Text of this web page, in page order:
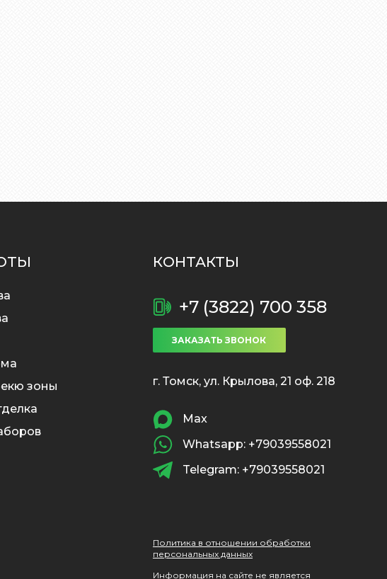
зоны
КОНТАКТЫ
+7 (3822) 700 358
ЗАКАЗАТЬ ЗВОНОК
г. Томск, ул. Крылова, 21 оф. 218
Max
Whatsapp: +79039558021
Telegram: +79039558021
Политика в отношении обработки
персональных данных
Информация на сайте не является